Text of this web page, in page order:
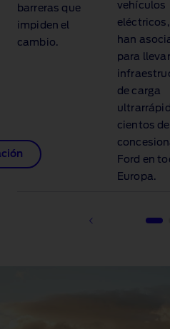
barreras que
impiden el
cambio.
vehículos
han
para
de carga
cientos de
Ford en
Europa.